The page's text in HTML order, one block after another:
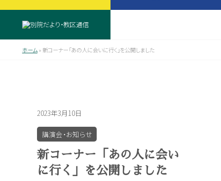
ホーム»新コーナー「あの人に会いに行く」を公開しました
2023年3月10日
講演会・お知らせ
新コーナー「あの人に会い
に行く」を公開しました